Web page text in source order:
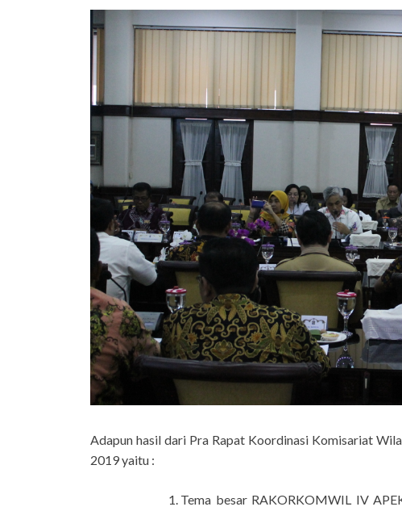
Adapun hasil dari Pra Rapat Koordinasi Komisariat
2019 yaitu :
Tema besar RAKORKOMWIL IV